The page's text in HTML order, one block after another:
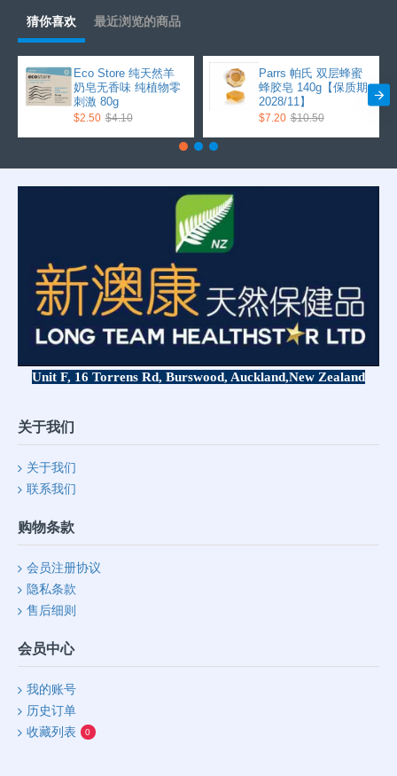
猜你喜欢 最近浏览的商品
Eco Store 纯天然羊
奶皂无香味 纯植物零
刺激 80g
$2.50 $4.10
Parrs 帕氏 双层蜂蜜
蜂胶皂 140g【保质期
2028/11】
$7.20 $10.50
Unit F, 16 Torrens Rd, Burswood, Auckland,New Zealand
关于我们
关于我们
联系我们
购物条款
会员注册协议
隐私条款
售后细则
会员中心
我的账号
历史订单
收藏列表
0